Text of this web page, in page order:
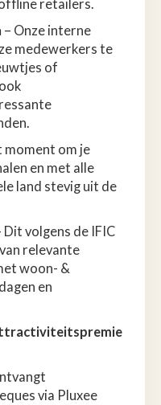
retailers.
– Onze interne
medewerkers te
of
moment om je
en met alle
land stevig uit de
Dit volgens de IFIC
relevante
woon- &
en
via Pluxee